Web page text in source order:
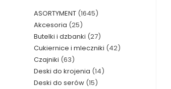
ASORTYMENT (1645)
Akcesoria (25)
Butelki i dzbanki (27)
Cukiernice i mleczniki (42)
Czajniki (63)
Deski do krojenia (14)
Deski do serów (15)